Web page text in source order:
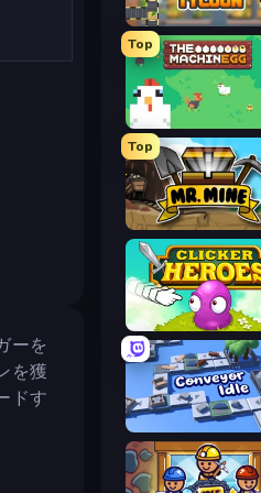
ーを
を獲
ドす
Leek Factory Tycoon
Top
The MachinEGG
Top
Mr. Mine
Clicker Heroes
Conveyor Idle